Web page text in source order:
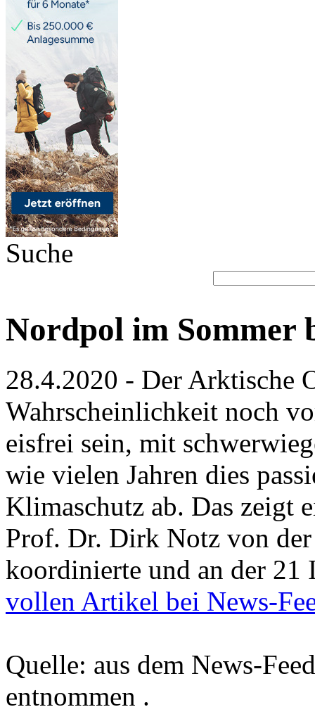
Suche
Nordpol im Sommer
28.4.2020 - Der Arktische
Wahrscheinlichkeit noch
eisfrei sein, mit
wie vielen Jahren dies
Klimaschutz ab. Das zeigt
Prof. Dr. Dirk Notz von
koordinierte und an der 21
vollen Artikel bei News-
Quelle: aus dem News-
entnommen .